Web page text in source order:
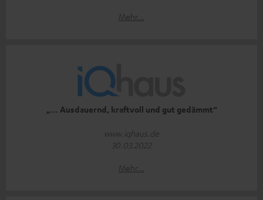
Mehr...
„… Ausdauernd, kraftvoll und gut gedämmt“
www.iqhaus.de
30.03.2022
Mehr...